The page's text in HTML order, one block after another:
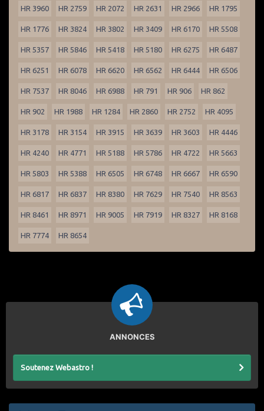
HR 3960 HR 2759 HR 2072 HR 2631 HR 2966 HR 1795
HR 1776 HR 3824 HR 3802 HR 3409 HR 6170 HR 5508
HR 5357 HR 5846 HR 5418 HR 5180 HR 6275 HR 6487
HR 6251 HR 6078 HR 6620 HR 6562 HR 6444 HR 6506
HR 7537 HR 8046 HR 6988 HR 791 HR 906 HR 862
HR 902 HR 1988 HR 1284 HR 2860 HR 2752 HR 4095
HR 3178 HR 3154 HR 3915 HR 3639 HR 3603 HR 4446
HR 4240 HR 4771 HR 5188 HR 5786 HR 4722 HR 5663
HR 5803 HR 5388 HR 6505 HR 6748 HR 6667 HR 6590
HR 6817 HR 6837 HR 8380 HR 7629 HR 7540 HR 8563
HR 8461 HR 8971 HR 9005 HR 7919 HR 8327 HR 8168
HR 7774 HR 8654
ANNONCES
Soutenez Webastro !